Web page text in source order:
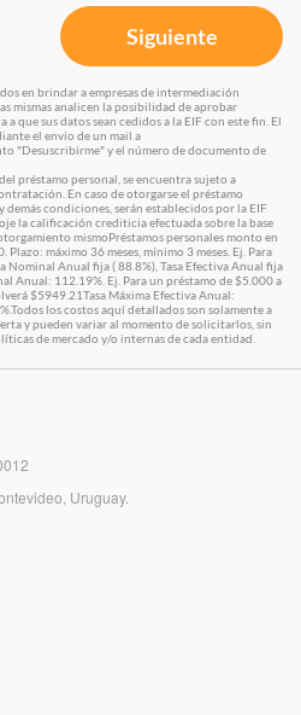
Siguiente
en brindar a empresas de intermediación
mismas analicen la posibilidad de aprobar
que sus datos sean cedidos a la EIF con este fin. El
el envío de un mail a
"Desuscribirme" y el número de documento de
préstamo personal, se encuentra sujeto a
En caso de otorgarse el préstamo
demás condiciones, serán establecidos por la EIF
la calificación crediticia efectuada sobre la base
mismoPréstamos personales monto en
máximo 36 meses, mínimo 3 meses. Ej. Para
Nominal Anual fija ( 88.8%), Tasa Efectiva Anual fija
Anual: 112.19%. Ej. Para un préstamo de $5.000 a
$5949.21Tasa Máxima Efectiva Anual:
los costos aquí detallados son solamente a
y pueden variar al momento de solicitarlos, sin
de mercado y/o internas de cada entidad.
Uruguay.
que elijas para hacerte una
VOLVER